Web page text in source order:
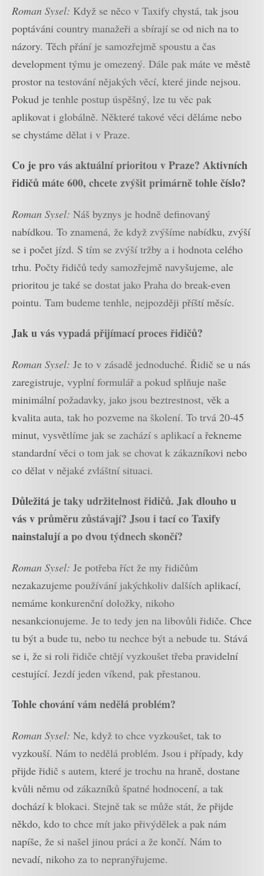
Roman Sysel: Když se něco v Taxify chystá, tak jsou
poptáváni country manažeři a sbírají se od nich na to
názory. Těch přání je samozřejmě spoustu a čas
development týmu je omezený. Dále pak máte ve městě
prostor na testování nějakých věcí, které jinde nejsou.
Pokud je tenhle postup úspěšný, lze tu věc pak
aplikovat i globálně. Některé takové věci děláme nebo
se chystáme dělat i v Praze.
Co je pro vás aktuální prioritou v Praze? Aktivních
řidičů máte 600, chcete zvýšit primárně tohle číslo?
Roman Sysel: Náš byznys je hodně definovaný
nabídkou. To znamená, že když zvýšíme nabídku, zvýší
se i počet jízd. S tím se zvýší tržby a i hodnota celého
trhu. Počty řidičů tedy samozřejmě navyšujeme, ale
prioritou je také se dostat jako Praha do break-even
pointu. Tam budeme tenhle, nejpozději příští měsíc.
Jak u vás vypadá přijímací proces řidičů?
Roman Sysel: Je to v zásadě jednoduché. Řidič se u nás
zaregistruje, vyplní formulář a pokud splňuje naše
minimální požadavky, jako jsou beztrestnost, věk a
kvalita auta, tak ho pozveme na školení. To trvá 20-45
minut, vysvětlíme jak se zachází s aplikací a řekneme
standardní věci o tom jak se chovat k zákazníkovi nebo
co dělat v nějaké zvláštní situaci.
Důležitá je taky udržitelnost řidičů. Jak dlouho u
vás v průměru zůstávají? Jsou i tací co Taxify
nainstalují a po dvou týdnech skončí?
Roman Sysel: Je potřeba říct že my řidičům
nezakazujeme používání jakýchkoliv dalších aplikací,
nemáme konkurenční doložky, nikoho
nesankcionujeme. Je to tedy jen na libovůli řidiče. Chce
tu být a bude tu, nebo tu nechce být a nebude tu. Stává
se i, že si roli řidiče chtějí vyzkoušet třeba pravidelní
cestující. Jezdí jeden víkend, pak přestanou.
Tohle chování vám nedělá problém?
Roman Sysel: Ne, když to chce vyzkoušet, tak to
vyzkouší. Nám to nedělá problém. Jsou i případy, kdy
přijde řidič s autem, které je trochu na hraně, dostane
kvůli němu od zákazníků špatné hodnocení, a tak
dochází k blokaci. Stejně tak se může stát, že přijde
někdo, kdo to chce mít jako přivýdělek a pak nám
napíše, že si našel jinou práci a že končí. Nám to
nevadí, nikoho za to nepranýřujeme.